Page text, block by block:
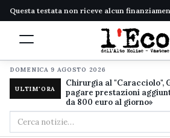
Questa testata non riceve alcun
DOMENICA 9 AGOSTO 2026
ULTIM'ORA
Chirurgia al "Caracciolo",
pagare prestazioni
da 800 euro al giorno»
Cerca
nel